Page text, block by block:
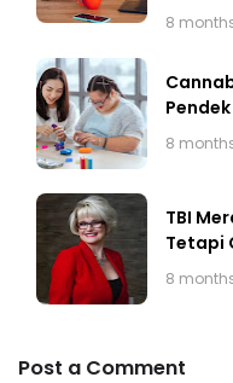
8
8
TBI
Tetapi
8
Post a Comment